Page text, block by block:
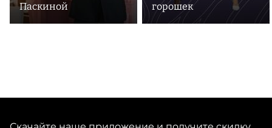
Паскиной
горошек